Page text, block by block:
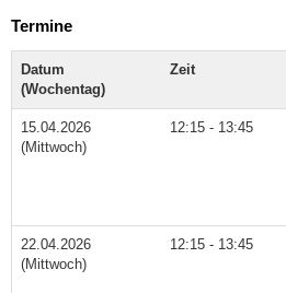
Termine
Datum
(Wochentag)
Zeit
15.04.2026
(Mittwoch)
12:15 - 13:45
22.04.2026
(Mittwoch)
12:15 - 13:45